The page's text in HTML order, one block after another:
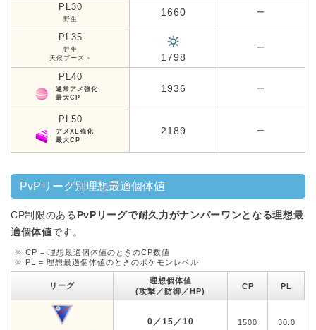
PL30
野生
1660 ー
PL35
野生
天候ブースト
1798
ー
PL40
通常アメ強化
最大CP
1936 ー
PL50
アメXL強化
最大CP
2189 ー
PvPリーグ別理想最適個体値
CP制限のある PvPリーグで耐久力がナンバーワンとなる理想最
適個体値です。
※ CP = 理想最適個体値のときのCP数値
※ PL = 理想最適個体値のときのポケモンレベル
リーグ
理想個体値
(攻撃／防御／HP)
CP PL
0／15／10 1500 30.0